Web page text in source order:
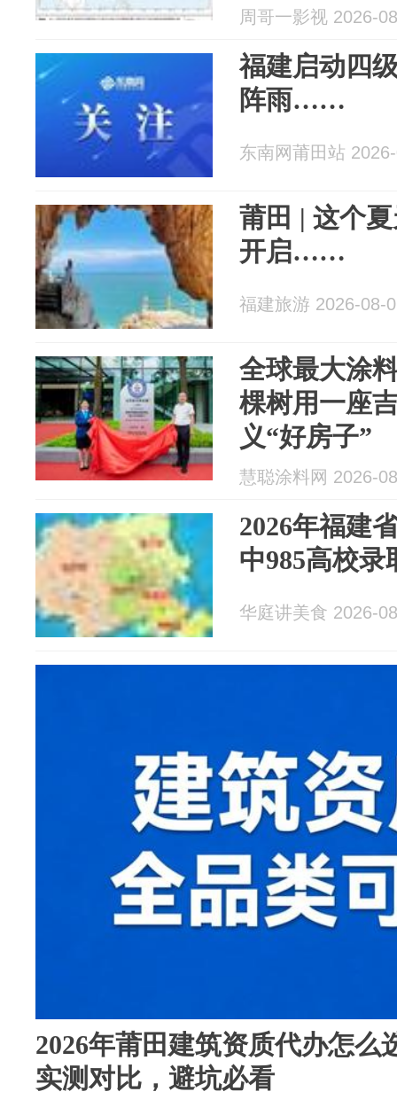
周哥一影视 2026-
福建启动四
阵雨……
东南网莆田站
莆田 | 这个
开启……
福建旅游 2026-08-
全球最大涂
棵树用一座
义“好房子”
慧聪涂料网 2026-
2026年福建
中985高校录
华庭讲美食 2026-
2026年莆田建筑资质代办怎么
实测对比，避坑必看